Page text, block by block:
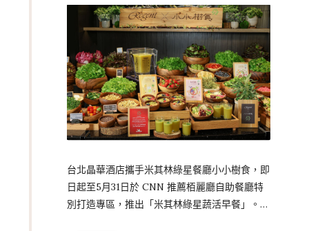
今年哈根達斯的春季限定甜點，將午茶饗宴概念
放入全新口味創作中。本次…
台北晶華酒店攜手米其林綠星餐廳小小樹食，即
日起至5月31日於 CNN 推薦栢麗廳自助餐廳特
別打造專區，推出「米其林綠星蔬活早餐」。由